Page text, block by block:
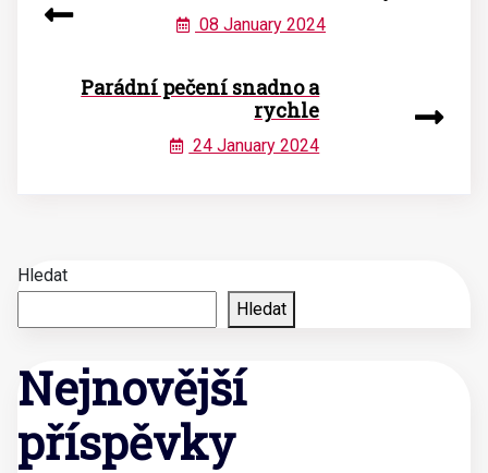
08 January 2024
Parádní pečení snadno a
rychle
24 January 2024
Hledat
Hledat
Nejnovější
příspěvky